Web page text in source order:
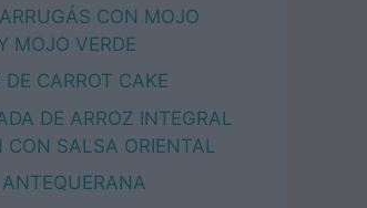
CON MOJO
MOJO VERDE
DE CARROT CAKE
DE ARROZ INTEGRAL
CON SALSA ORIENTAL
ANTEQUERANA